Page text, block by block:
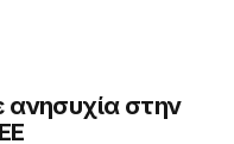
ανησυχία στην